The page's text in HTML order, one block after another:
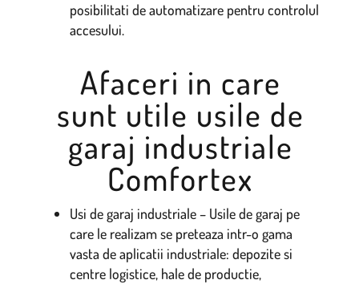
posibilitati de automatizare pentru controlul
accesului.
Afaceri in care
sunt utile usile de
garaj industriale
Comfortex
Usi de garaj industriale – Usile de garaj pe
care le realizam se preteaza intr-o gama
vasta de aplicatii industriale: depozite si
centre logistice, hale de productie,